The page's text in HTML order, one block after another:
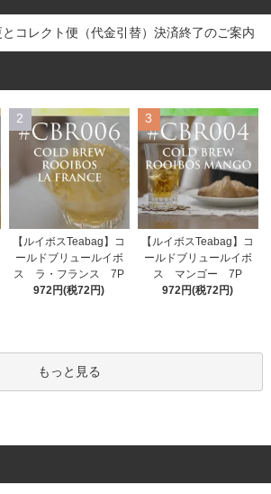
コレクト便（代金引替）決済終了のご案内
2
【ルイボスTeabag】コ
ールドブリュールイボ
ス ラ・フランス 7P
972円(税72円)
3
【ルイボスTeabag】コ
ールドブリュールイボ
ス マンゴー 7P
972円(税72円)
もっと見る